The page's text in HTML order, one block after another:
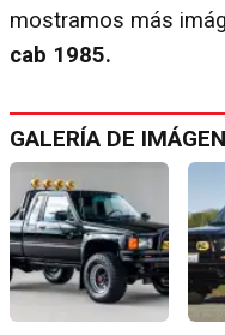
mostramos más
cab 1985.
GALERÍA DE